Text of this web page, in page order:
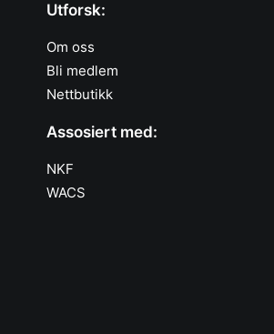
Utforsk:
Om oss
Bli medlem
Nettbutikk
Assosiert med:
NKF
WACS